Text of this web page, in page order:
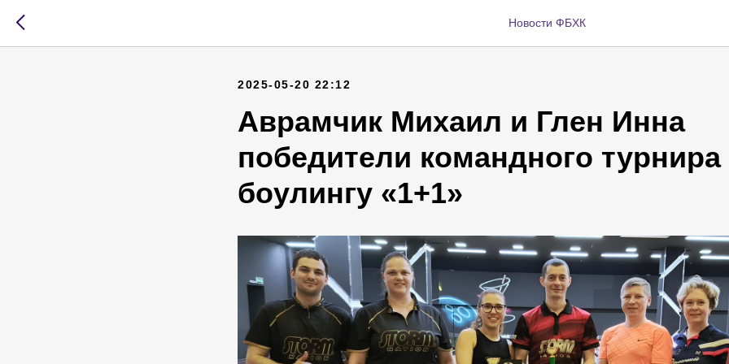
Новости ФБХК
2025-05-20 22:12
Аврамчик Михаил и Глен Инна
победители командного турнира
боулингу «1+1»